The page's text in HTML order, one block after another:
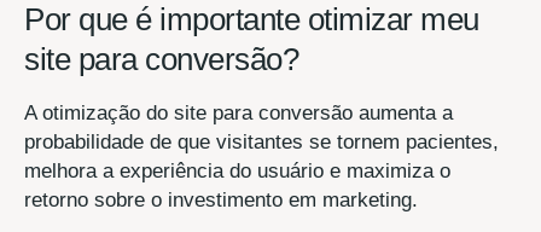
Por que é importante otimizar meu
site para conversão?
A otimização do site para conversão aumenta a
probabilidade de que visitantes se tornem pacientes,
melhora a experiência do usuário e maximiza o
retorno sobre o investimento em marketing.